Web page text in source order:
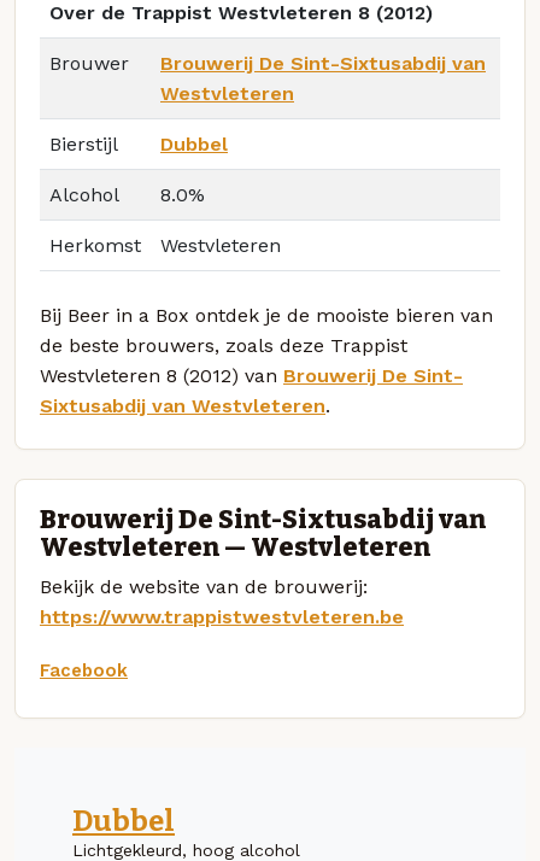
Over de Trappist Westvleteren 8 (2012)
Brouwer
Brouwerij De Sint-Sixtusabdij van
Westvleteren
Bierstijl Dubbel
Alcohol 8.0%
Herkomst Westvleteren
Bij Beer in a Box ontdek je de mooiste bieren van
de beste brouwers, zoals deze Trappist
Westvleteren 8 (2012) van Brouwerij De Sint-
Sixtusabdij van Westvleteren.
Brouwerij De Sint-Sixtusabdij van
Westvleteren — Westvleteren
Bekijk de website van de brouwerij:
https://www.trappistwestvleteren.be
Facebook
Dubbel
Lichtgekleurd, hoog alcohol